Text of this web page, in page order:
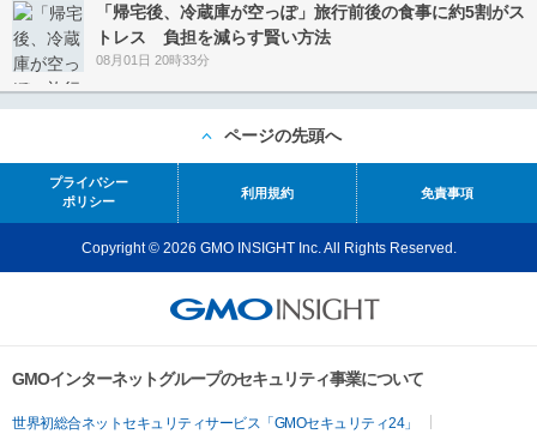
「帰宅後、冷蔵庫が空っぽ」旅行前後の食事に約5割がス
トレス 負担を減らす賢い方法
08月01日 20時33分
ページの先頭へ
プライバシー
ポリシー
利用規約 免責事項
Copyright © 2026 GMO INSIGHT Inc. All Rights Reserved.
GMOインターネットグループのセキュリティ事業について
世界初総合ネットセキュリティサービス「GMOセキュリティ24」